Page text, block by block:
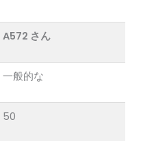
A572 さん
一般的な
50